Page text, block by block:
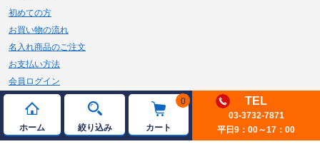
ホーム 絞り込み
0
カート
TEL
03-3732-7871
平日9：00～17：00
初めての方
お買い物の流れ
名入れ商品のご注文
お支払い方法
会員ログイン
メルマガ登録
新規会員登録
ページトップへ